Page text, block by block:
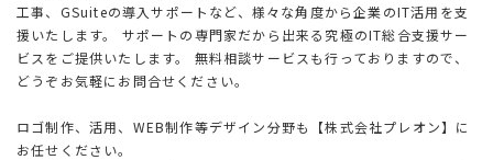
工事、GSuiteの導入サポートなど、様々な角度から企業のIT活用を支
援いたします。 サポートの専門家だから出来る究極のIT総合支援サー
ビスをご提供いたします。 無料相談サービスも行っておりますので、
どうぞお気軽にお問合せください。
ロゴ制作、活用、WEB制作等デザイン分野も【株式会社プレオン】に
お任せください。